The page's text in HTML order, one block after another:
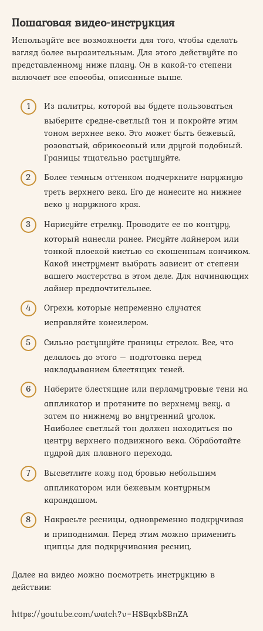
Пошаговая видео-инструкция
Используйте все возможности для того, чтобы сделать
взгляд более выразительным. Для этого действуйте по
представленному ниже плану. Он в какой-то степени
включает все способы, описанные выше.
Из палитры, которой вы будете пользоваться
выберите средне-светлый тон и покройте этим
тоном верхнее веко. Это может быть бежевый,
розоватый, абрикосовый или другой подобный.
Границы тщательно растушуйте.
Более темным оттенком подчеркните наружную
треть верхнего века. Его де нанесите на нижнее
веко у наружного края.
Нарисуйте стрелку. Проводите ее по контуру,
который нанесли ранее. Рисуйте лайнером или
тонкой плоской кистью со скошенным кончиком.
Какой инструмент выбрать зависит от степени
вашего мастерства в этом деле. Для начинающих
лайнер предпочтительнее.
Огрехи, которые непременно случатся
исправляйте консилером.
Сильно растушуйте границы стрелок. Все, что
делалось до этого – подготовка перед
накладыванием блестящих теней.
Наберите блестящие или перламутровые тени на
аппликатор и протяните по верхнему веку, а
затем по нижнему во внутренний уголок.
Наиболее светлый тон должен находиться по
центру верхнего подвижного века. Обработайте
пудрой для плавного перехода.
Высветлите кожу под бровью небольшим
аппликатором или бежевым контурным
карандашом.
Накрасьте ресницы, одновременно подкручивая
и приподнимая. Перед этим можно применить
щипцы для подкручивания ресниц.
Далее на видео можно посмотреть инструкцию в
действии:
https://youtube.com/watch?v=HSBqxbSBnZA